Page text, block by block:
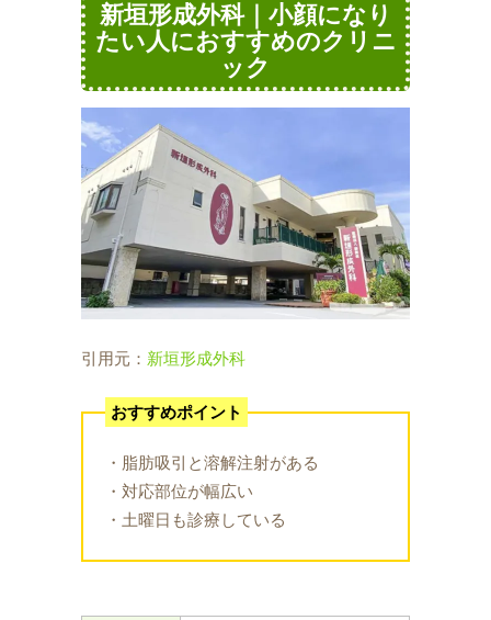
新垣形成外科｜小顔になり
たい人におすすめのクリニ
ック
引用元： 新垣形成外科
おすすめポイント
・脂肪吸引と溶解注射がある
・対応部位が幅広い
・土曜日も診療している